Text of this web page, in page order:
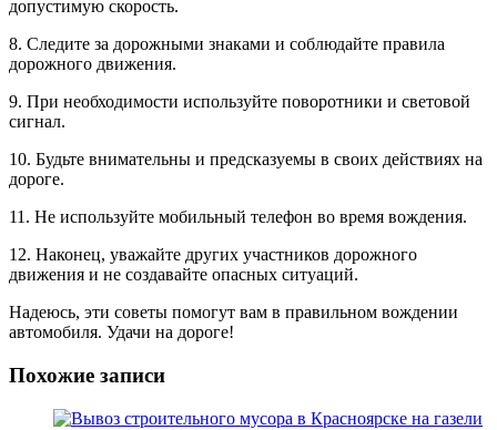
допустимую скорость.
8. Следите за дорожными знаками и соблюдайте правила
дорожного движения.
9. При необходимости используйте поворотники и световой
сигнал.
10. Будьте внимательны и предсказуемы в своих действиях на
дороге.
11. Не используйте мобильный телефон во время вождения.
12. Наконец, уважайте других участников дорожного
движения и не создавайте опасных ситуаций.
Надеюсь, эти советы помогут вам в правильном вождении
автомобиля. Удачи на дороге!
Похожие записи